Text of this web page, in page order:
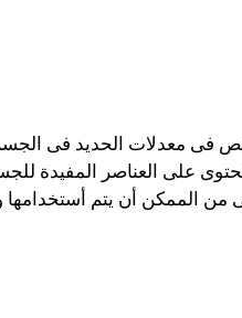
فى معدلات الحديد فى
على العناصر المفيدة
من الممكن أن يتم أستخدامها